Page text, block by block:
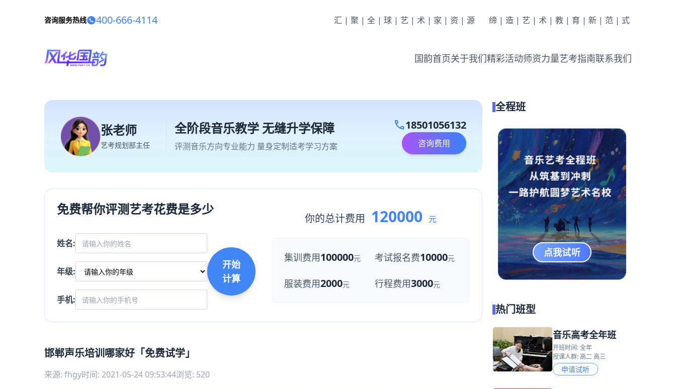
咨询服务热线 400-666-4114 汇|聚|全|球|艺|术|家|资|源 缔|造|艺|术|教|育|新|范|式
国韵首页关于我们精彩活动师资力量艺考指南联系我们
张老师
艺考规划部主任
全阶段音乐教学 无缝升学保障
评测音乐方向专业能力 量身定制适考学习方案
call18501056132
咨询费用
免费帮你评测艺考花费是多少
姓名:
年级:
手机:
开始
计算
你的总计费用 120000 元
集训费用100000元 考试报名费10000元
服装费用2000元 行程费用3000元
邯郸声乐培训哪家好「免费试学」
来源: fhgy时间: 2021-05-24 09:53:44浏览: 520
全程班
点我试听
热门班型
音乐高考全年班
开班时间: 全年
授课人群: 高二 高三
申请试听